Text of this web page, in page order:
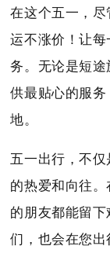
在这个五一，
运不涨价！让
务。无论是短
供最贴心的服
地。
五一出行，不
的热爱和向往
的朋友都能留
们，也会在您出